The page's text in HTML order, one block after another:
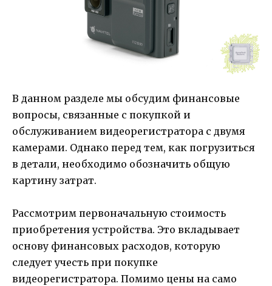
В данном разделе мы обсудим финансовые
вопросы, связанные с покупкой и
обслуживанием видеорегистратора с двумя
камерами. Однако перед тем, как погрузиться
в детали, необходимо обозначить общую
картину затрат.
Рассмотрим первоначальную стоимость
приобретения устройства. Это вкладывает
основу финансовых расходов, которую
следует учесть при покупке
видеорегистратора. Помимо цены на само